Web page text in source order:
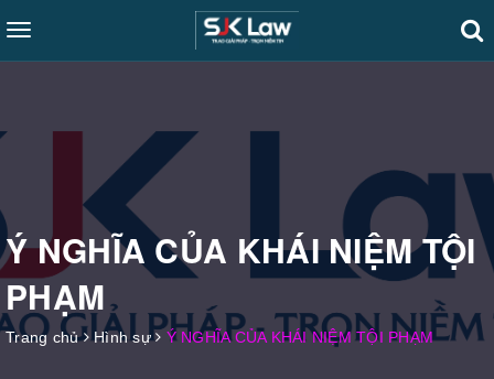
Toggle
navigation
Ý NGHĨA CỦA KHÁI NIỆM TỘI
PHẠM
Trang chủ Hình sự Ý NGHĨA CỦA KHÁI NIỆM TỘI PHẠM